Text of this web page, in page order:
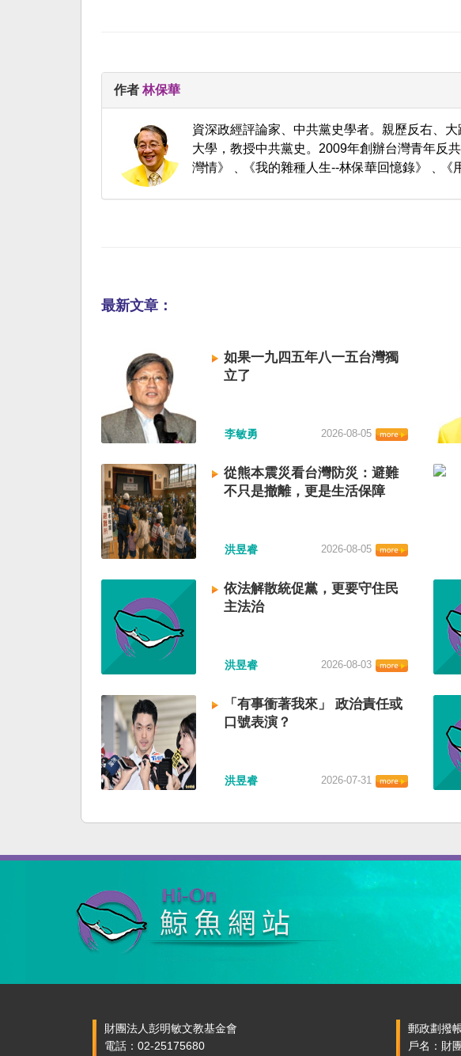
作者 林保華
資深政經評論家、中共黨史學者。親歷反右、
大學，教授中共黨史。2009年創辦台灣青年反
灣情》﹑《我的雜種人生--林保華回憶錄》﹑《
最新文章：
如果一九四五年八一五台灣獨
立了
李敏勇 2026-08-05
從熊本震災看台灣防災：避難
不只是撤離，更是生活保障
洪昱睿 2026-08-05
依法解散統促黨，更要守住民
主法治
洪昱睿 2026-08-03
「有事衝著我來」 政治責任或
口號表演？
洪昱睿 2026-07-31
財團法人彭明敏文教基金會
電話：02-25175680
郵政劃撥
戶名：財